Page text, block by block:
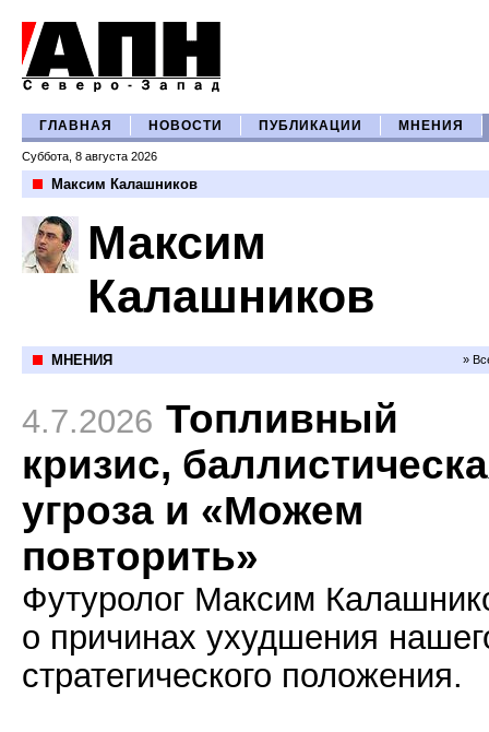
ГЛАВНАЯ НОВОСТИ ПУБЛИКАЦИИ МНЕНИЯ
Суббота, 8 августа 2026
Максим Калашников
Максим
Калашников
МНЕНИЯ »
4.7.2026 Топливный
кризис,
угроза и «Можем
повторить»
Футуролог Максим
о причинах ухудшения
стратегического положения.